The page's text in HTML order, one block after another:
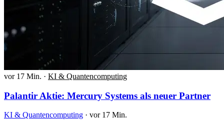
vor 17 Min. · KI & Quantencomputing
Palantir Aktie: Mercury Systems als neuer Partner
KI & Quantencomputing · vor 17 Min.